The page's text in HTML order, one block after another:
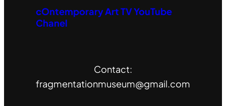
cOntemporary Art TV YouTube
Chanel
Contact:
fragmentationmuseum@gmail.com